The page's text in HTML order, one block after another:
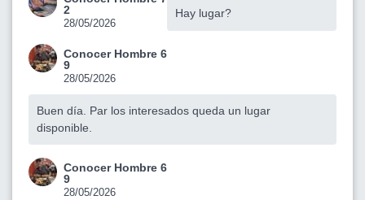
2
28/05/2026
Hay lugar?
Conocer Hombre 6
9
28/05/2026
Buen día. Par los interesados queda un lugar
disponible.
Conocer Hombre 6
9
28/05/2026